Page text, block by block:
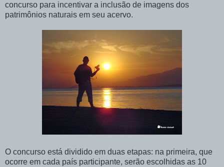
concurso para incentivar a inclusão de imagens dos
patrimônios naturais em seu acervo.
O concurso está dividido em duas etapas: na primeira, que
ocorre em cada país participante, serão escolhidas as 10